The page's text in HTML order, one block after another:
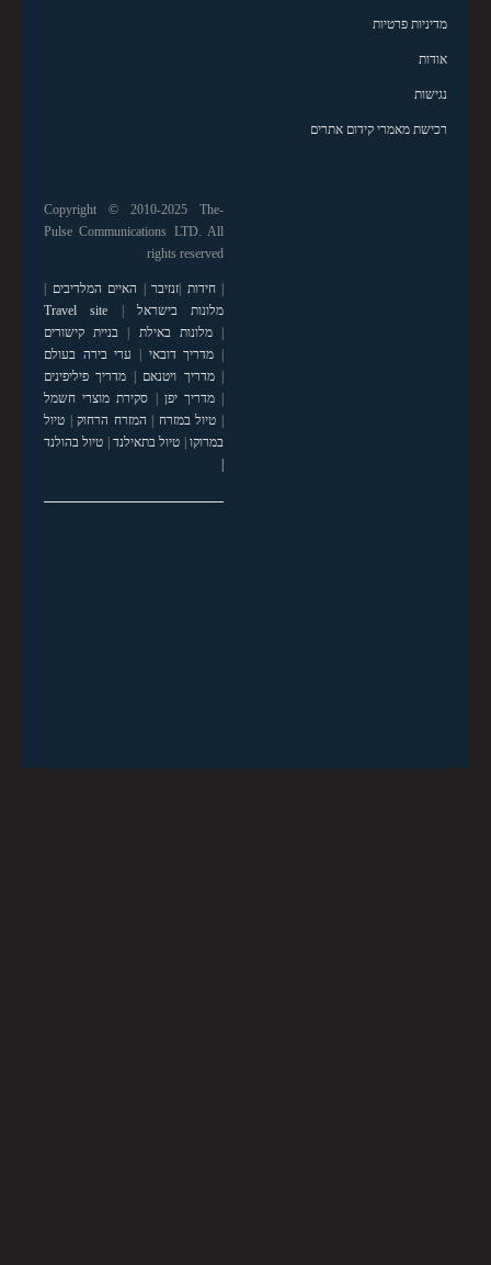
מדיניות פרטיות
אודות
נגישות
רכישת מאמרי קידום אתרים
Copyright © 2010-2025 The-
Pulse Communications LTD. All
rights reserved
|חידות |זנזיבר | האיים המלדיבים |
מלונות בישראל |
Travel site
|מלונות באילת | בניית קישורים
| מדריך דובאי | ערי בירה בעולם
|מדריך ויטנאם | מדריך פיליפינים
|מדריך יפן | סקירת מוצרי חשמל
| טיול במזרח | המזרח הרחוק| טיול
במרוקו| טיול בתאילנד| טיול בהולנד
|